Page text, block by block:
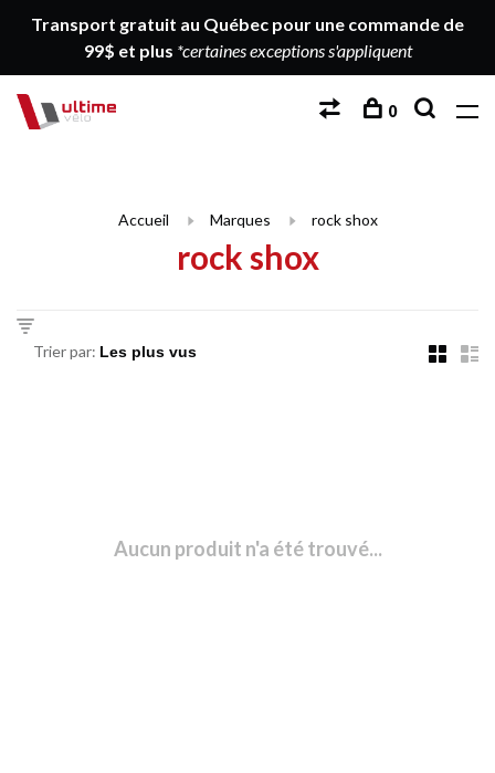
Transport gratuit au Québec pour une commande de
99$ et plus *certaines exceptions s'appliquent
0
Accueil Marques rock shox
rock shox
Trier par:
Aucun produit n'a été trouvé...